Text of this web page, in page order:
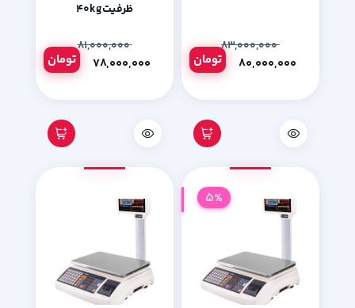
۸۳,۰۰۰,۰۰۰
تومان
ظرفیت۴۰kg
۸۱,۰۰۰,۰۰۰
تومان
5%